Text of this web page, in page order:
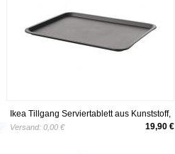
Ikea Tillgang Serviertablett aus Kunststoff,
37 x 29 cm, grau, 5 Stück
Versand: 0,00 € 19,90 €